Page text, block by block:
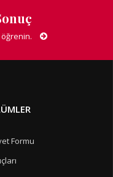
öğrenin.
Formu